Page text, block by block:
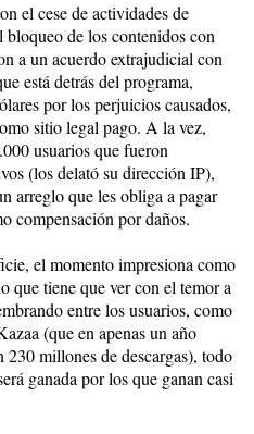
el cese de actividades de
de los contenidos con
a un acuerdo extrajudicial con
está detrás del programa,
por los perjuicios causados,
sitio legal pago. A la vez,
usuarios que fueron
(los delató su dirección IP),
arreglo que les obliga a pagar
compensación por daños.
el momento impresiona como
tiene que ver con el temor a
entre los usuarios, como
(que en apenas un año
230 millones de descargas), todo
ganada por los que ganan casi